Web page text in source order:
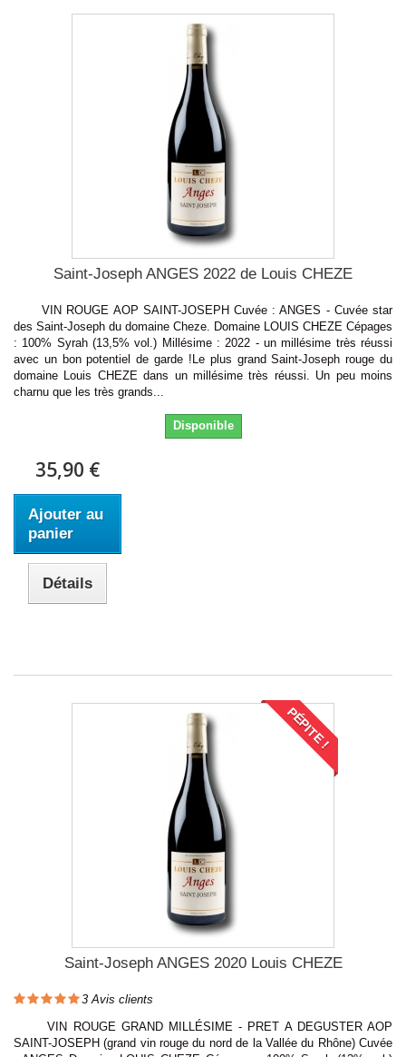
Saint-Joseph ANGES 2022 de Louis CHEZE
VIN ROUGE AOP SAINT-JOSEPH Cuvée : ANGES - Cuvée star
des Saint-Joseph du domaine Cheze. Domaine LOUIS CHEZE Cépages
: 100% Syrah (13,5% vol.) Millésime : 2022 - un millésime très réussi
avec un bon potentiel de garde !Le plus grand Saint-Joseph rouge du
domaine Louis CHEZE dans un millésime très réussi. Un peu moins
charnu que les très grands...
Disponible
35,90 €
Ajouter au
panier
Détails
PÉPITE !
Saint-Joseph ANGES 2020 Louis CHEZE
3 Avis clients
VIN ROUGE GRAND MILLÉSIME - PRET A DEGUSTER AOP
SAINT-JOSEPH (grand vin rouge du nord de la Vallée du Rhône) Cuvée